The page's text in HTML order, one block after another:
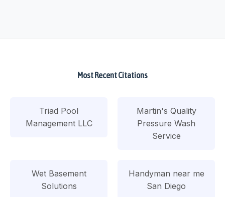
Most Recent Citations
Triad Pool
Management LLC
Martin's Quality
Pressure Wash
Service
Wet Basement
Solutions
Handyman near me
San Diego